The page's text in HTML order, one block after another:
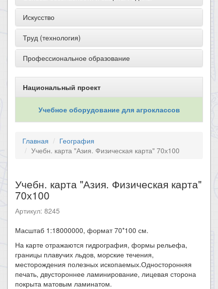
Искусство
Труд (технология)
Профессиональное образование
Национальный проект
Учебное оборудование для агроклассов
Главная
География
Учебн. карта "Азия. Физическая карта" 70х100
Учебн. карта "Азия. Физическая карта"
70х100
Артикул: 8245
Масштаб 1:18000000, формат 70*100 см.
На карте отражаются гидрография, формы рельефа,
границы плавучих льдов, морские течения,
месторождения полезных ископаемых.Односторонняя
печать, двустороннее ламинирование, лицевая сторона
покрыта матовым ламинатом.